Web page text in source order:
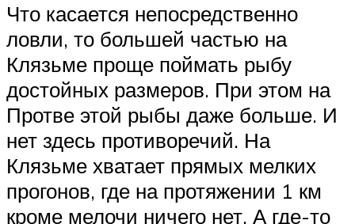
Что касается непосредственно
ловли, то большей частью на
Клязьме проще поймать рыбу
достойных размеров. При этом на
Протве этой рыбы даже больше. И
нет здесь противоречий. На
Клязьме хватает прямых мелких
прогонов, где на протяжении 1 км
кроме мелочи ничего нет. А где-то